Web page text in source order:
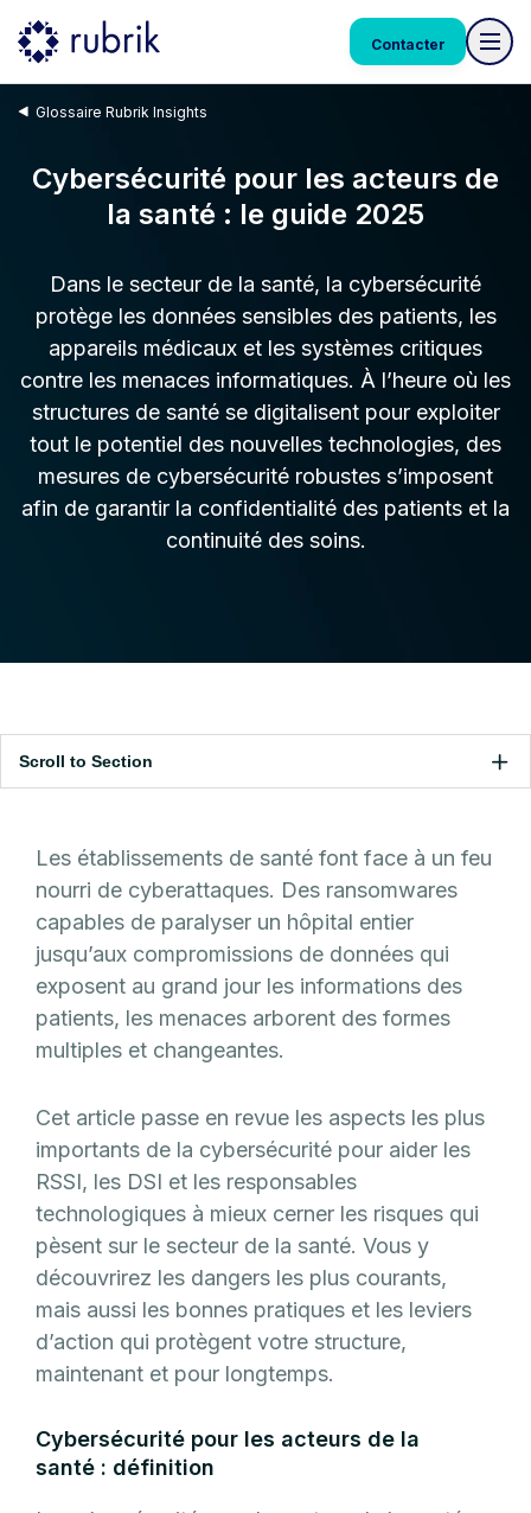
Contacter
Glossaire Rubrik Insights
Cybersécurité pour les acteurs de
la santé : le guide 2025
Dans le secteur de la santé, la cybersécurité
protège les données sensibles des patients, les
appareils médicaux et les systèmes critiques
contre les menaces informatiques. À l’heure où les
structures de santé se digitalisent pour exploiter
tout le potentiel des nouvelles technologies, des
mesures de cybersécurité robustes s’imposent
afin de garantir la confidentialité des patients et la
continuité des soins.
Scroll to Section
Les établissements de santé font face à un feu
nourri de cyberattaques. Des ransomwares
capables de paralyser un hôpital entier
jusqu’aux compromissions de données qui
exposent au grand jour les informations des
patients, les menaces arborent des formes
multiples et changeantes.
Cet article passe en revue les aspects les plus
importants de la cybersécurité pour aider les
RSSI, les DSI et les responsables
technologiques à mieux cerner les risques qui
pèsent sur le secteur de la santé. Vous y
découvrirez les dangers les plus courants,
mais aussi les bonnes pratiques et les leviers
d’action qui protègent votre structure,
maintenant et pour longtemps.
Cybersécurité pour les acteurs de la
santé : définition